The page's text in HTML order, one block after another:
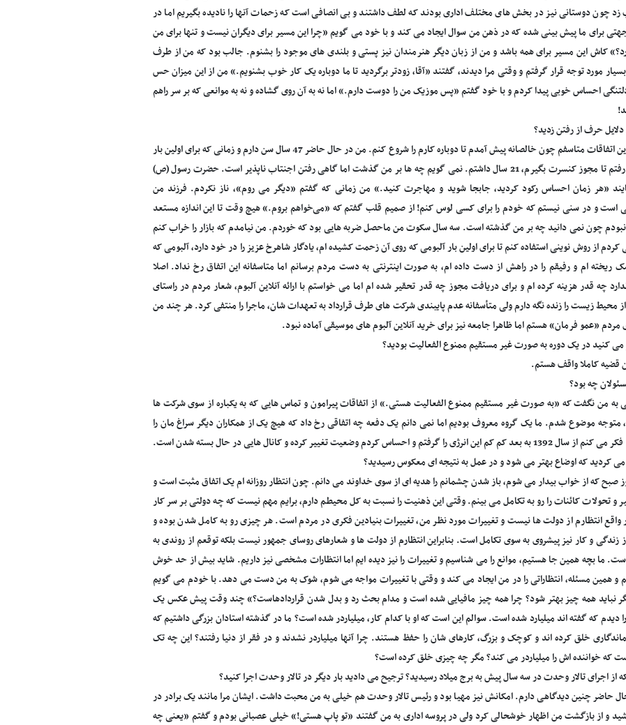
چون دوستانی نیز در بخش های مختلف اداری بودند که لطف داشتند و بی انصافی است که زحمات آنها را نادیده بگیریم اما در
برای ما پیش بینی شده که در ذهن من سوال ایجاد می کند و با خود می گویم «چرا این مسیر برای دیگران نیست و تنها برای من
کاش این مسیر برای همه باشد و من از زبان دیگر هنرمندان نیز پستی و بلندی های موجود را بشنوم. جالب بود که من از طرف
مورد توجه قرار گرفتم و وقتی مرا دیدند، گفتند «آقا، زودتر برگردید تا ما دوباره یک کار خوب بشنویم.» من از این میزان حس
احساس خوبی پیدا کردم و با خود گفتم «پس موزیک من را دوست دارم.» اما نه به آن روی گشاده و نه به موانعی که بر سر راهم
حرف از رفتن زدید؟
واقعا از این اتفاقات متاسفم چون خالصانه پیش آمدم تا دوباره کارم را شروع کنم. من در حال حاضر 47 سال سن دارم و زمانی که برای اولین بار
به ارشاد رفتم تا مجوز کنسرت بگیرم، 21 سال داشتم. نمی گویم چه ها بر من گذشت اما گاهی رفتن اجنتاب ناپذیر است. حضرت رسول (ص)
«هر زمان احساس رکود کردید، جابجا شوید و مهاجرت کنید.» من زمانی که گفتم «دیگر می روم»، ناز نکردم. فرزند من
است و در سنی نیستم که خودم را برای کسی لوس کنم! از صمیم قلب گفتم که «می‌خواهم بروم.» هیچ وقت تا این اندازه مستعد
چون نمی دانید چه بر من گذشته است. سه سال سکوت من ماحصل ضربه هایی بود که خوردم. من نیامدم که بازار را خراب کنم
کردم از روش نوینی استفاده کنم تا برای اولین بار آلبومی که روی آن زحمت کشیده ام، یادگار شاهرخ عزیز را در خود دارد، آلبومی که
ریخته ام و رفیقم را در راهش از دست داده ام، به صورت اینترنتی به دست مردم برسانم اما متاسفانه این اتفاق رخ نداد. اصلا
چه قدر هزینه کرده ام و برای دریافت مجوز چه قدر تحقیر شده ام اما می خواستم با ارائه آنلاین آلبوم، شعار مردم در راستای
محیط زیست را زنده نگه دارم ولی متأسفانه عدم پایبندی شرکت های طرف قرارداد به تعهدات شان، ماجرا را منتفی کرد. هر چند من
مردم «عمو فرمان» هستم اما ظاهرا جامعه نیز برای خرید آنلاین آلبوم های موسیقی آماده نبود.
کنید در یک دوره به صورت غیر مستقیم ممنوع الفعالیت بودید؟
قضیه کاملا واقف هستم.
چه بود؟
من نگفت که «به صورت غیر مستقیم ممنوع الفعالیت هستی.» از اتفاقات پیرامون و تماس هایی که به یکباره از سوی شرکت ها
موضوع شدم. ما یک گروه معروف بودیم اما نمی دانم یک دفعه چه اتفاقی رخ داد که هیچ یک از همکاران دیگر سراغ مان را
این انرژی را گرفتم و احساس کردم وضعیت تغییر کرده و کانال هایی در حال بسته شدن است.
می کردید که اوضاع بهتر می شود و در عمل به نتیجه ای معکوس رسیدید؟
صبح که از خواب بیدار می شوم، باز شدن چشمانم را هدیه ای از سوی خداوند می دانم. چون انتظار روزانه ام یک اتفاق مثبت است و
و تحولات کائنات را رو به تکامل می بینم. وقتی این ذهنیت را نسبت به کل محیطم دارم، برایم مهم نیست که چه دولتی بر سر کار
انتظارم از دولت ها نیست و تغییرات مورد نظر من، تغییرات بنیادین فکری در مردم است. هر چیزی رو به کامل شدن بوده و
زندگی و کار نیز پیشروی به سوی تکامل است. بنابراین انتظارم از دولت ها و شعارهای روسای جمهور نیست بلکه توقعم از روندی به
ما بچه همین جا هستیم، موانع را می شناسیم و تغییرات را نیز دیده ایم اما انتظارات مشخصی نیز داریم. شاید بیش از حد خوش
و همین مسئله، انتظاراتی را در من ایجاد می کند و وقتی با تغییرات مواجه می شوم، شوک به من دست می دهد. با خودم می گویم
نباید همه چیز بهتر شود؟ چرا همه چیز مافیایی شده است و مدام بحث رد و بدل شدن قراردادهاست؟» چند وقت پیش عکس یک
دیدم که گفته اند میلیارد شده است. سوالم این است که او با کدام کار، میلیاردر شده است؟ ما در گذشته استادان بزرگی داشتیم که
خلق کرده اند و کوچک و بزرگ، کارهای شان را حفظ هستند. چرا آنها میلیاردر نشدند و در فقر از دنیا رفتند؟ این چه تک
که خواننده اش را میلیاردر می کند؟ مگر چه چیزی خلق کرده است؟
از اجرای تالار وحدت در سه سال پیش به برج میلاد رسیدید؟ ترجیح می دادید بار دیگر در تالار وحدت اجرا کنید؟
حاضر چنین دیدگاهی دارم. امکانش نیز مهیا بود و رئیس تالار وحدت هم خیلی به من محبت داشت. ایشان مرا مانند یک برادر در
و از بازگشت من اظهار خوشحالی کرد ولی در پروسه اداری به من گفتند «تو پاپ هستی!» خیلی عصبانی بودم و گفتم «یعنی چه